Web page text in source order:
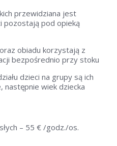
przewidziana jest
pozostają pod opieką
obiadu korzystają z
bezpośrednio przy stoku
dzieci na grupy są ich
następnie wiek dziecka
– 55 € /godz./os.